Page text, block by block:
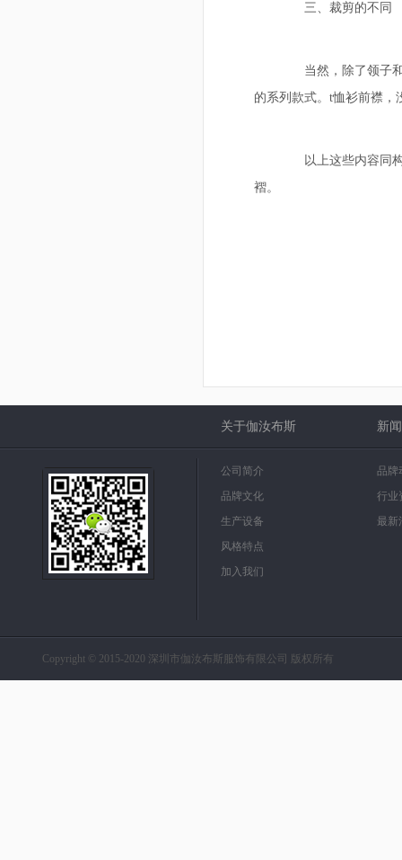
三、裁剪的不同
当然，除了领子和
的系列款式。t恤衫前襟，
以上这些内容同构
褶。
关于伽汝布斯 新
公司简介
品牌文化
生产设备
风格特点
加入我们
品牌
行业
最新
Copyright © 2015-2020 深圳市伽汝布斯服饰有限公司 版权所有